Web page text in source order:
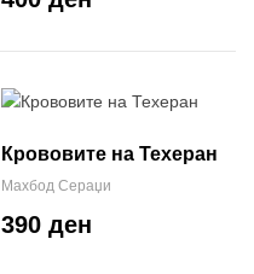
Крововите на Техеран
Махбод Сераџи
390 ден